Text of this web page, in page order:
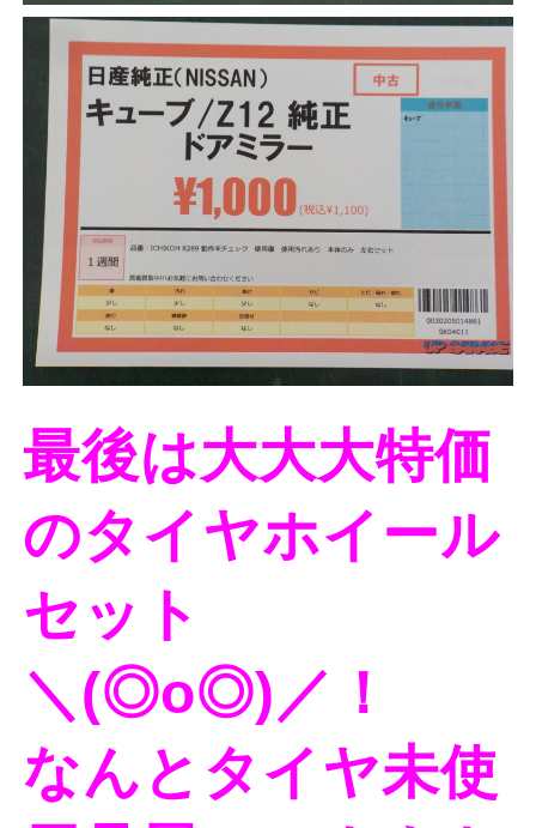
最後は大大大特価
のタイヤホイール
セット
＼(◎o◎)／！
なんとタイヤ未使